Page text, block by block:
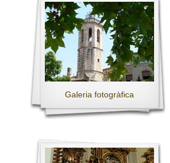
Galeria fotogràfica